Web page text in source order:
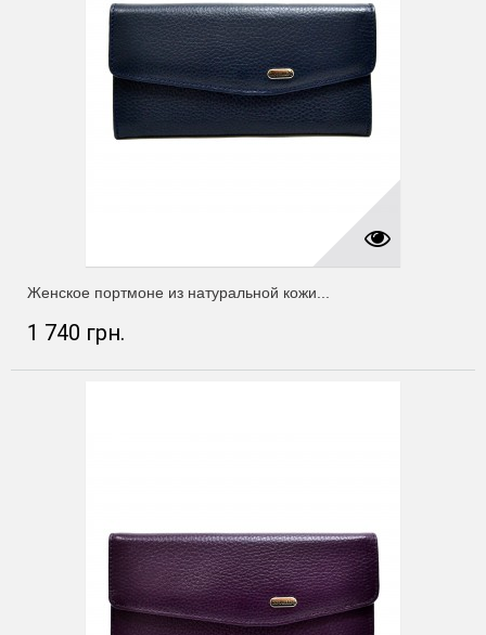
Женское портмоне из натуральной кожи...
1 740 грн.